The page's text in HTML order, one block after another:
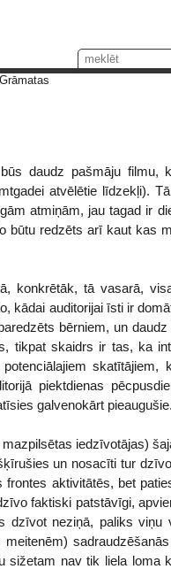
Grāmatas
daudz pašmāju filmu,
atvēlētie līdzekļi).
atmiņām, jau tagad ir
būtu redzēts arī kaut kas
konkrētāk, tā vasarā,
kādai auditorijai īsti ir
bērniem, un
tikpat skaidrs ir tas, ka
skatītājiem,
piektdienas
galvenokārt pieaugušie.
iedzīvotājas)
un nosacīti tur
frontes aktivitātēs, bet
faktiski patstāvīgi,
dzīvot neziņā, paliks
nav tik liela loma